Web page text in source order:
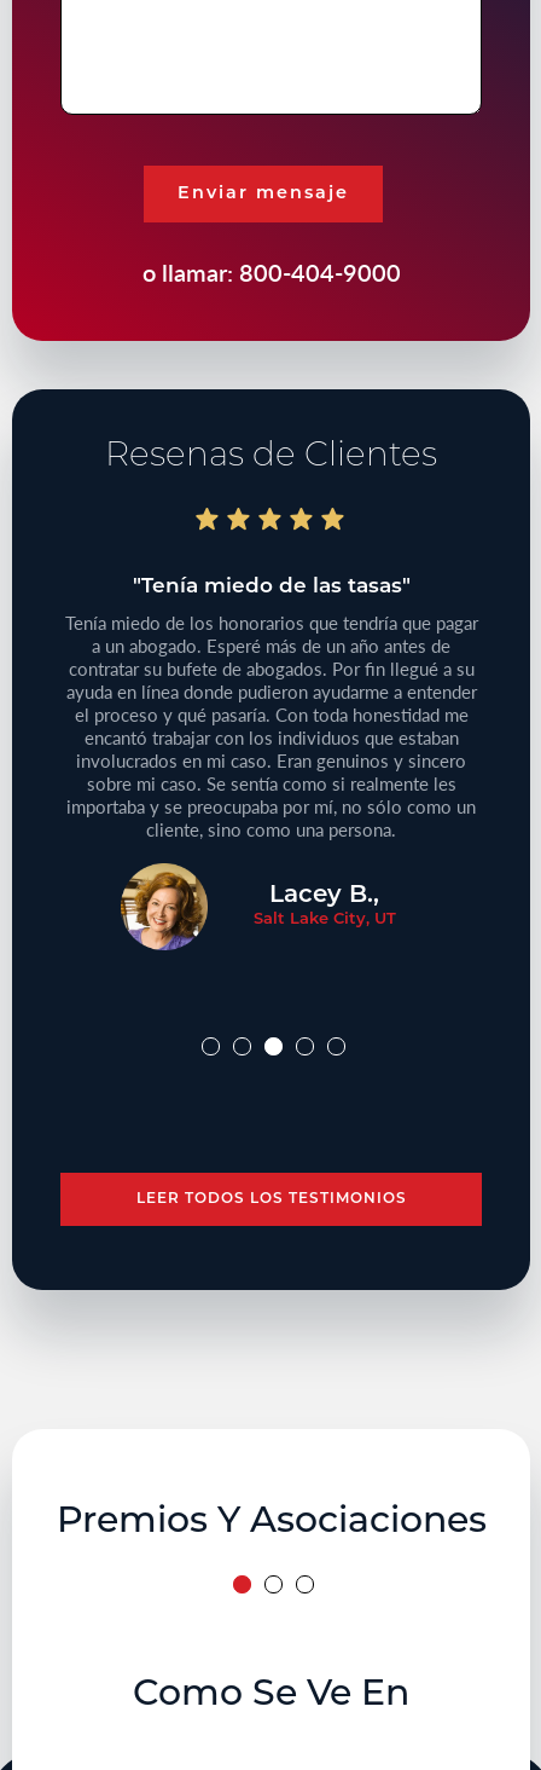
Enviar mensaje
o llamar: 800-404-9000
Resenas de Clientes
"Tenía miedo de las tasas"
Tenía miedo de los honorarios que tendría que pagar
a un abogado. Esperé más de un año antes de
contratar su bufete de abogados. Por fin llegué a su
ayuda en línea donde pudieron ayudarme a entender
el proceso y qué pasaría. Con toda honestidad me
encantó trabajar con los individuos que estaban
involucrados en mi caso. Eran genuinos y sincero
sobre mi caso. Se sentía como si realmente les
importaba y se preocupaba por mí, no sólo como un
cliente, sino como una persona.
Lacey B.,
Salt Lake City, UT
LEER TODOS LOS TESTIMONIOS
Premios Y Asociaciones
Como Se Ve En